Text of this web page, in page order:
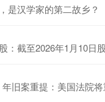
是汉学家的第二故乡？
：截至2026年1月10日
旧案重提：美国法院